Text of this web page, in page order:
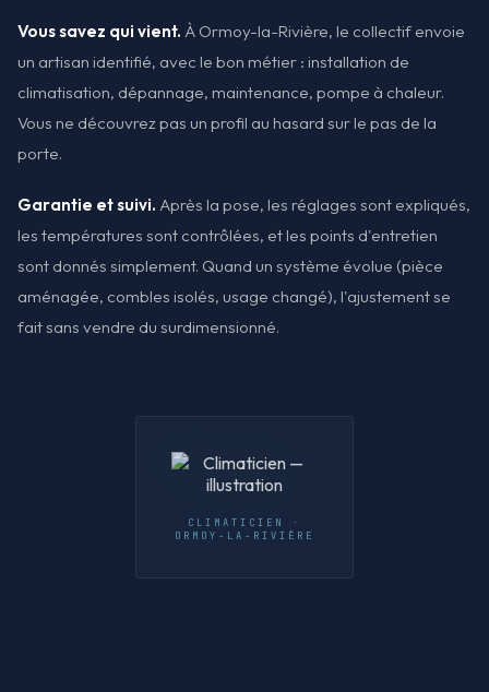
Vous savez qui vient. À Ormoy-la-Rivière, le collectif envoie
un artisan identifié, avec le bon métier : installation de
climatisation, dépannage, maintenance, pompe à chaleur.
Vous ne découvrez pas un profil au hasard sur le pas de la
porte.
Garantie et suivi. Après la pose, les réglages sont expliqués,
les températures sont contrôlées, et les points d'entretien
sont donnés simplement. Quand un système évolue (pièce
aménagée, combles isolés, usage changé), l'ajustement se
fait sans vendre du surdimensionné.
CLIMATICIEN ·
ORMOY-LA-RIVIÈRE